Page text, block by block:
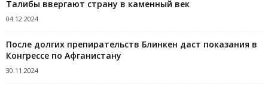
Талибы ввергают страну в каменный век
04.12.2024
После долгих препирательств Блинкен даст показания в
Конгрессе по Афганистану
30.11.2024